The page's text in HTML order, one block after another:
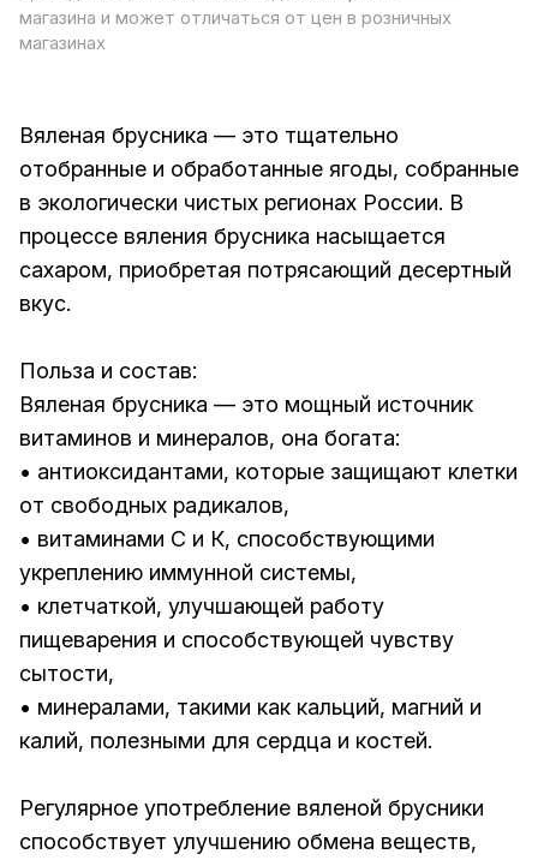
магазина и может отличаться от цен в розничных
магазинах
Вяленая брусника — это тщательно
отобранные и обработанные ягоды, собранные
в экологически чистых регионах России. В
процессе вяления брусника насыщается
сахаром, приобретая потрясающий десертный
вкус.
Польза и состав:
Вяленая брусника — это мощный источник
витаминов и минералов, она богата:
• антиоксидантами, которые защищают клетки
от свободных радикалов,
• витаминами С и К, способствующими
укреплению иммунной системы,
• клетчаткой, улучшающей работу
пищеварения и способствующей чувству
сытости,
• минералами, такими как кальций, магний и
калий, полезными для сердца и костей.
Регулярное употребление вяленой брусники
способствует улучшению обмена веществ,